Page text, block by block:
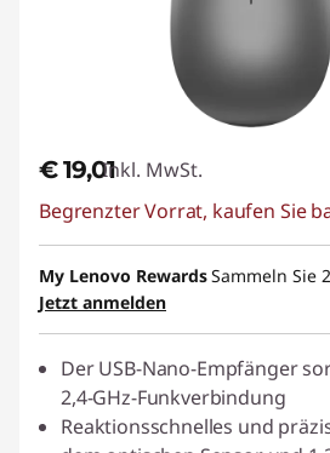
€ 19,01Inkl. MwSt.
Begrenzter Vorrat, kaufen Sie
My Lenovo RewardsSammeln Sie
Jetzt anmelden
Der USB-Nano-Empfänger
2,4-GHz-Funkverbindung
Reaktionsschnelles und